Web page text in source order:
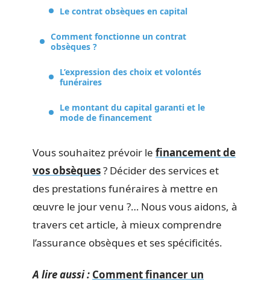
Le contrat obsèques en capital
Comment fonctionne un contrat
obsèques ?
L’expression des choix et volontés
funéraires
Le montant du capital garanti et le
mode de financement
Vous souhaitez prévoir le financement de
vos obsèques? Décider des services et
des prestations funéraires à mettre en
œuvre le jour venu ?… Nous vous aidons, à
travers cet article, à mieux comprendre
l’assurance obsèques et ses spécificités.
A lire aussi : Comment financer un